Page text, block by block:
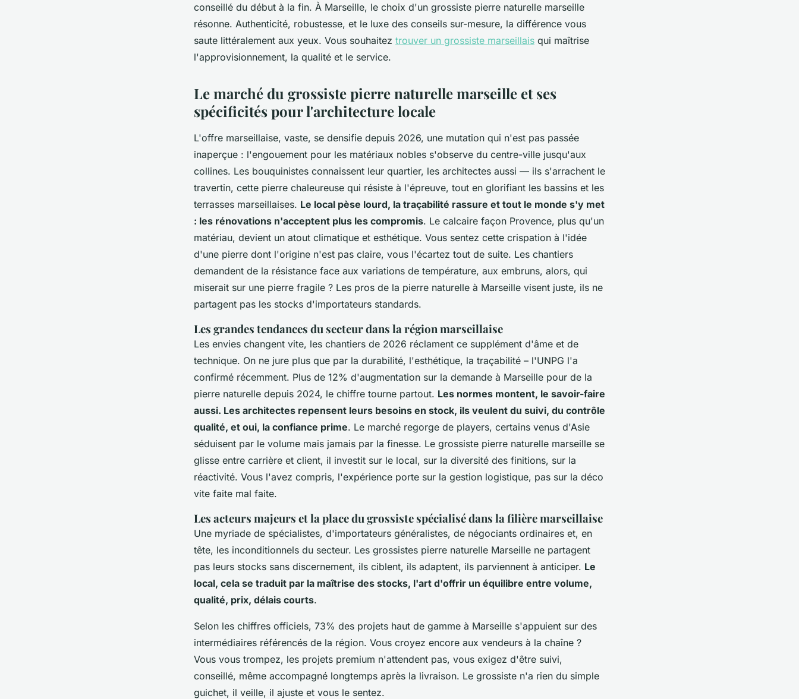
conseillé du début à la fin. À Marseille, le choix d'un grossiste pierre naturelle marseille
résonne. Authenticité, robustesse, et le luxe des conseils sur-mesure, la différence vous
saute littéralement aux yeux. Vous souhaitez trouver un grossiste marseillais qui maîtrise
l'approvisionnement, la qualité et le service.
Le marché du grossiste pierre naturelle marseille et ses
spécificités pour l'architecture locale
L'offre marseillaise, vaste, se densifie depuis 2026, une mutation qui n'est pas passée
inaperçue : l'engouement pour les matériaux nobles s'observe du centre-ville jusqu'aux
collines. Les bouquinistes connaissent leur quartier, les architectes aussi — ils s'arrachent le
travertin, cette pierre chaleureuse qui résiste à l'épreuve, tout en glorifiant les bassins et les
terrasses marseillaises. Le local pèse lourd, la traçabilité rassure et tout le monde s'y met
: les rénovations n'acceptent plus les compromis. Le calcaire façon Provence, plus qu'un
matériau, devient un atout climatique et esthétique. Vous sentez cette crispation à l'idée
d'une pierre dont l'origine n'est pas claire, vous l'écartez tout de suite. Les chantiers
demandent de la résistance face aux variations de température, aux embruns, alors, qui
miserait sur une pierre fragile ? Les pros de la pierre naturelle à Marseille visent juste, ils ne
partagent pas les stocks d'importateurs standards.
Les grandes tendances du secteur dans la région marseillaise
Les envies changent vite, les chantiers de 2026 réclament ce supplément d'âme et de
technique. On ne jure plus que par la durabilité, l'esthétique, la traçabilité – l'UNPG l'a
confirmé récemment. Plus de 12% d'augmentation sur la demande à Marseille pour de la
pierre naturelle depuis 2024, le chiffre tourne partout. Les normes montent, le savoir-faire
aussi. Les architectes repensent leurs besoins en stock, ils veulent du suivi, du contrôle
qualité, et oui, la confiance prime. Le marché regorge de players, certains venus d'Asie
séduisent par le volume mais jamais par la finesse. Le grossiste pierre naturelle marseille se
glisse entre carrière et client, il investit sur le local, sur la diversité des finitions, sur la
réactivité. Vous l'avez compris, l'expérience porte sur la gestion logistique, pas sur la déco
vite faite mal faite.
Les acteurs majeurs et la place du grossiste spécialisé dans la filière marseillaise
Une myriade de spécialistes, d'importateurs généralistes, de négociants ordinaires et, en
tête, les inconditionnels du secteur. Les grossistes pierre naturelle Marseille ne partagent
pas leurs stocks sans discernement, ils ciblent, ils adaptent, ils parviennent à anticiper. Le
local, cela se traduit par la maîtrise des stocks, l'art d'offrir un équilibre entre volume,
qualité, prix, délais courts.
Selon les chiffres officiels, 73% des projets haut de gamme à Marseille s'appuient sur des
intermédiaires référencés de la région. Vous croyez encore aux vendeurs à la chaîne ?
Vous vous trompez, les projets premium n'attendent pas, vous exigez d'être suivi,
conseillé, même accompagné longtemps après la livraison. Le grossiste n'a rien du simple
guichet, il veille, il ajuste et vous le sentez.